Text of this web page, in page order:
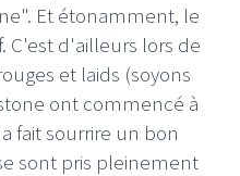
Et étonamment, le
C'est d'ailleurs lors de
et laids (soyons
ont commencé à
fait sourrire un bon
sont pris pleinement